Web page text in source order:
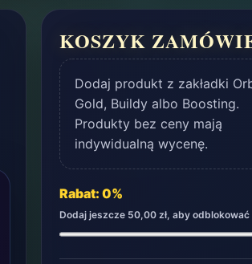
KOSZYK
Dodaj produkt z zakładki
Gold, Buildy albo Boosting.
Produkty bez ceny mają
indywidualną wycenę.
Rabat: 0%
Dodaj jeszcze 50,00 zł, aby odblokować